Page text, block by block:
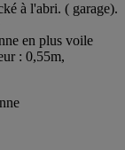
à l'abri. ( garage).
en plus voile
: 0,55m,